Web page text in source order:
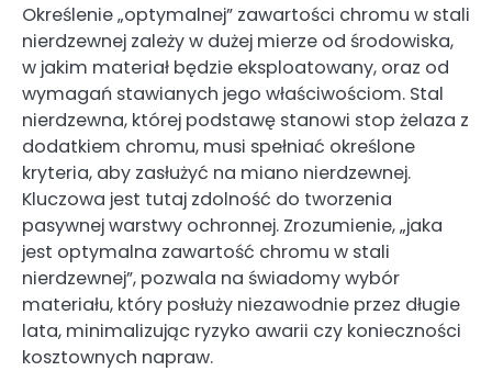
Określenie „optymalnej” zawartości chromu w stali
nierdzewnej zależy w dużej mierze od środowiska,
w jakim materiał będzie eksploatowany, oraz od
wymagań stawianych jego właściwościom. Stal
nierdzewna, której podstawę stanowi stop żelaza z
dodatkiem chromu, musi spełniać określone
kryteria, aby zasłużyć na miano nierdzewnej.
Kluczowa jest tutaj zdolność do tworzenia
pasywnej warstwy ochronnej. Zrozumienie, „jaka
jest optymalna zawartość chromu w stali
nierdzewnej”, pozwala na świadomy wybór
materiału, który posłuży niezawodnie przez długie
lata, minimalizując ryzyko awarii czy konieczności
kosztownych napraw.